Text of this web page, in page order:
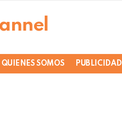
QUIENES SOMOS PUBLICIDAD